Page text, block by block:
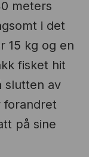
meters
i det
15 kg og en
fisket hit
slutten av
forandret
på sine